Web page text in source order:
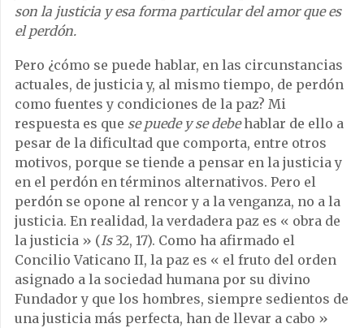
son la justicia y esa forma particular del amor que es
el perdón.
Pero ¿cómo se puede hablar, en las circunstancias
actuales, de justicia y, al mismo tiempo, de perdón
como fuentes y condiciones de la paz? Mi
respuesta es que se puede y se debehablar de ello a
pesar de la dificultad que comporta, entre otros
motivos, porque se tiende a pensar en la justicia y
en el perdón en términos alternativos. Pero el
perdón se opone al rencor y a la venganza, no a la
justicia. En realidad, la verdadera paz es « obra de
la justicia » (Is 32, 17). Como ha afirmado el
Concilio Vaticano II, la paz es « el fruto del orden
asignado a la sociedad humana por su divino
Fundador y que los hombres, siempre sedientos de
una justicia más perfecta, han de llevar a cabo »